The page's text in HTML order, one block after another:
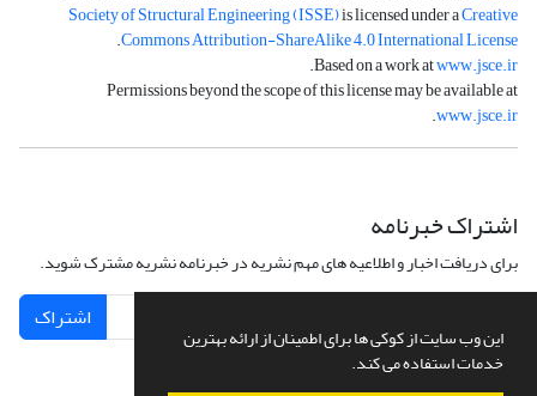
این وب سایت از کوکی ها برای اطمینان از ارائه بهترین
خدمات استفاده می کند.
Society of Structural Engineering (ISSE)is licensed under aCreative
Commons Attribution-ShareAlike 4.0 International License
.
Based on a work atwww.jsce.ir
.
Permissions beyond the scope of this license may be available at
www.jsce.ir
.
اشتراک خبرنامه
برای دریافت اخبار و اطلاعیه های مهم نشریه در خبرنامه نشریه مشترک شوید.
اشتراک